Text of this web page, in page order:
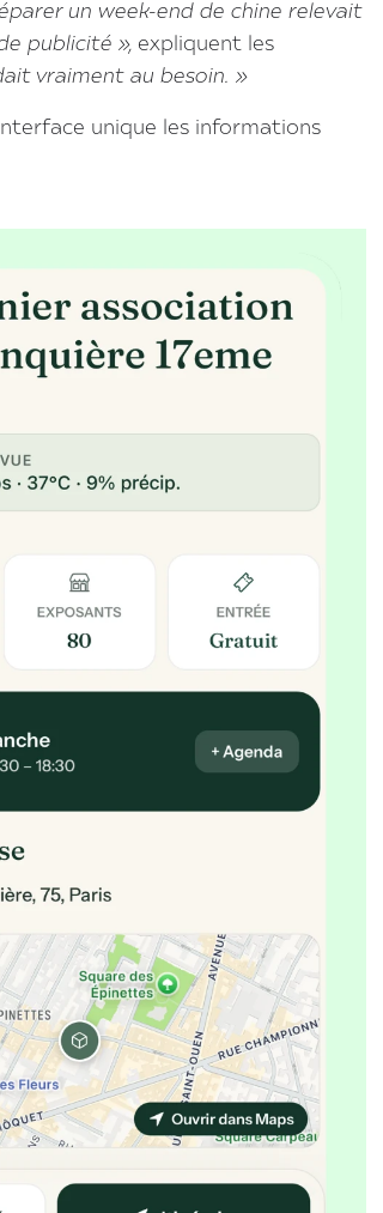
un week-end de chine relevait
publicité », expliquent les
vraiment au besoin. »
unique les informations